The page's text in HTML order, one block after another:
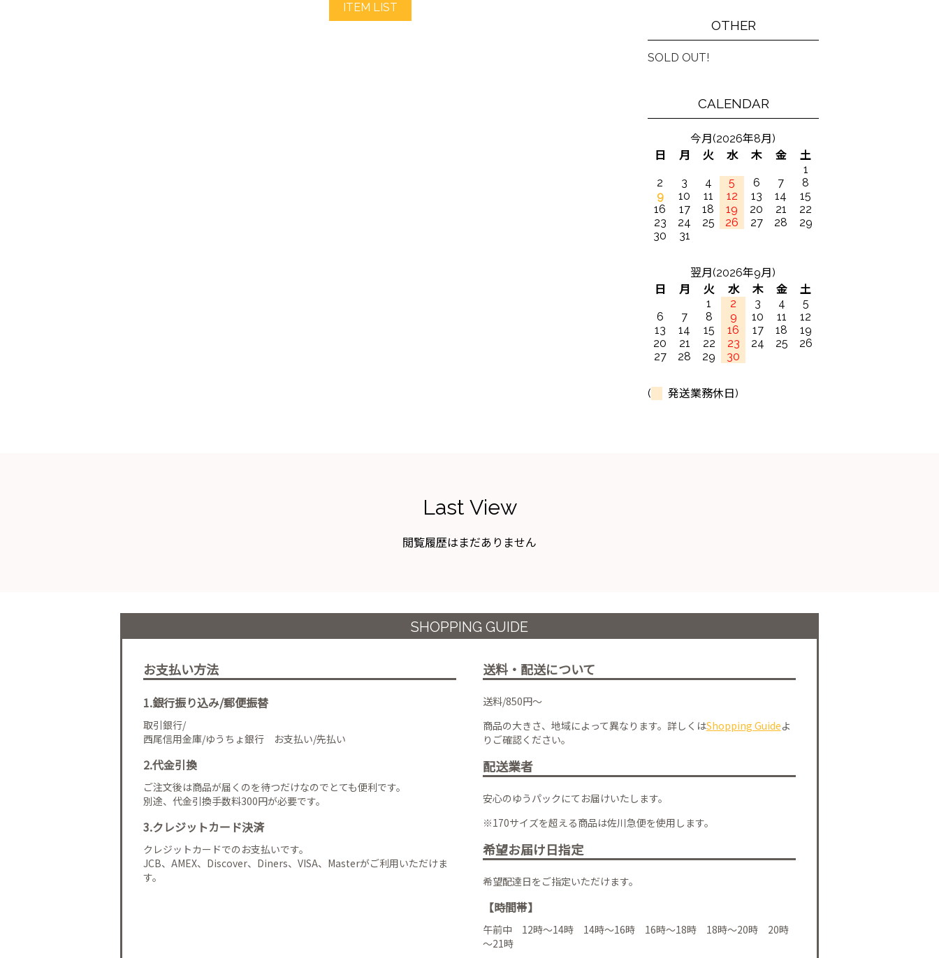
ITEM LIST
OTHER
SOLD OUT!
CALENDAR
今月(2026年8月)
日
月 火 水 木 金
土
1
2
3 4 5 6 7
8
9
10 11 12 13 14
15
16
17 18 19 20 21
22
23
24 25 26 27 28
29
30
31
翌月(2026年9月)
日
月 火 水 木 金
土
1
2 3 4
5
6
7 8 9 10 11
12
13
14 15 16 17 18
19
20
21 22 23 24 25
26
27
28 29 30
( 発送業務休日)
Last View
閲覧履歴はまだありません
SHOPPING GUIDE
お支払い方法
1.銀行振り込み/郵便振替
取引銀行/
西尾信用金庫/ゆうちょ銀行 お支払い/先払い
2.代金引換
ご注文後は商品が届くのを待つだけなのでとても便利です。
別途、代金引換手数料300円が必要です。
3.クレジットカード決済
クレジットカードでのお支払いです。
JCB、AMEX、Discover、Diners、VISA、Masterがご利用いただけま
す。
送料・配送について
送料/850円～
商品の大きさ、地域によって異なります。詳しくはShopping Guideよ
りご確認ください。
配送業者
安心のゆうパックにてお届けいたします。
※170サイズを超える商品は佐川急便を使用します。
希望お届け日指定
希望配達日をご指定いただけます。
【時間帯】
午前中 12時～14時 14時～16時 16時～18時 18時～20時 20時
～21時